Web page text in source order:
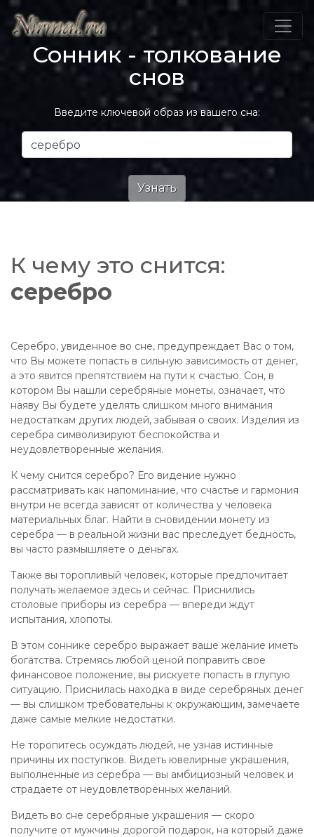
Сонник - толкование
снов
Введите ключевой образ из вашего сна:
К чему это снится:
серебро
Серебро, увиденное во сне, предупреждает Вас о том,
что Вы можете попасть в сильную зависимость от денег,
а это явится препятствием на пути к счастью. Сон, в
котором Вы нашли серебряные монеты, означает, что
наяву Вы будете уделять слишком много внимания
недостаткам других людей, забывая о своих. Изделия из
серебра символизируют беспокойства и
неудовлетворенные желания.
К чему снится серебро? Его видение нужно
рассматривать как напоминание, что счастье и гармония
внутри не всегда зависят от количества у человека
материальных благ. Найти в сновидении монету из
серебра — в реальной жизни вас преследует бедность,
вы часто размышляете о деньгах.
Также вы торопливый человек, которые предпочитает
получать желаемое здесь и сейчас. Приснились
столовые приборы из серебра — впереди ждут
испытания, хлопоты.
В этом соннике серебро выражает ваше желание иметь
богатства. Стремясь любой ценой поправить свое
финансовое положение, вы рискуете попасть в глупую
ситуацию. Приснилась находка в виде серебряных денег
— вы слишком требовательны к окружающим, замечаете
даже самые мелкие недостатки.
Не торопитесь осуждать людей, не узнав истинные
причины их поступков. Видеть ювелирные украшения,
выполненные из серебра — вы амбициозный человек и
страдаете от неудовлетворенных желаний.
Видеть во сне серебряные украшения — скоро
получите от мужчины дорогой подарок, на который даже